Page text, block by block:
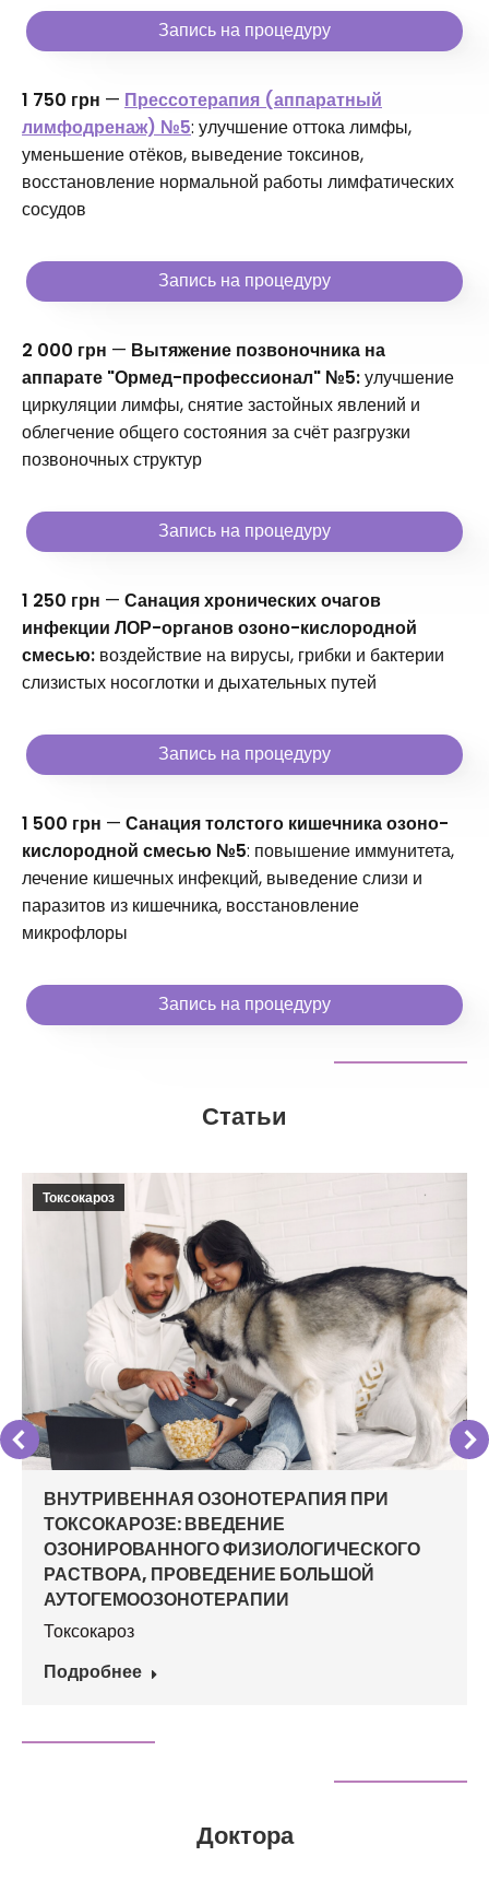
Запись на процедуру
1 750 грн — Прессотерапия (аппаратный
лимфодренаж) №5: улучшение оттока лимфы,
уменьшение отёков, выведение токсинов,
восстановление нормальной работы лимфатических
сосудов
Запись на процедуру
2 000 грн — Вытяжение позвоночника на
аппарате "Ормед-профессионал" №5:улучшение
циркуляции лимфы, снятие застойных явлений и
облегчение общего состояния за счёт разгрузки
позвоночных структур
Запись на процедуру
1 250 грн — Санация хронических очагов
инфекции ЛОР-органов озоно-кислородной
смесью: воздействие на вирусы, грибки и бактерии
слизистых носоглотки и дыхательных путей
Запись на процедуру
1 500 грн — Санация толстого кишечника озоно-
кислородной смесью №5: повышение иммунитета,
лечение кишечных инфекций, выведение слизи и
паразитов из кишечника, восстановление
микрофлоры
Запись на процедуру
Статьи
Токсокароз
ВНУТРИВЕННАЯ ОЗОНОТЕРАПИЯ ПРИ
ТОКСОКАРОЗЕ: ВВЕДЕНИЕ
ОЗОНИРОВАННОГО ФИЗИОЛОГИЧЕСКОГО
РАСТВОРА, ПРОВЕДЕНИЕ БОЛЬШОЙ
АУТОГЕМООЗОНОТЕРАПИИ
Токсокароз
Подробнее
Доктора